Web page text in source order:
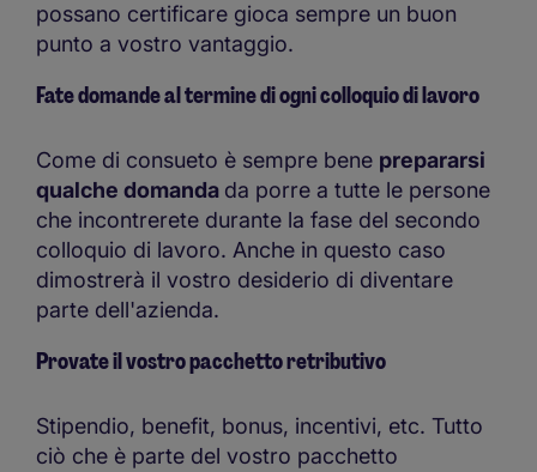
possano certificare gioca sempre un buon
punto a vostro vantaggio.
Fate domandeal termine di ogni colloquio di lavoro
Come di consueto è sempre bene prepararsi
qualche domanda da porre a tutte le persone
che incontrerete durante la fase del secondo
colloquio di lavoro. Anche in questo caso
dimostrerà il vostro desiderio di diventare
parte dell'azienda.
Provate il vostro pacchetto retributivo
Stipendio, benefit, bonus, incentivi, etc. Tutto
ciò che è parte del vostro pacchetto